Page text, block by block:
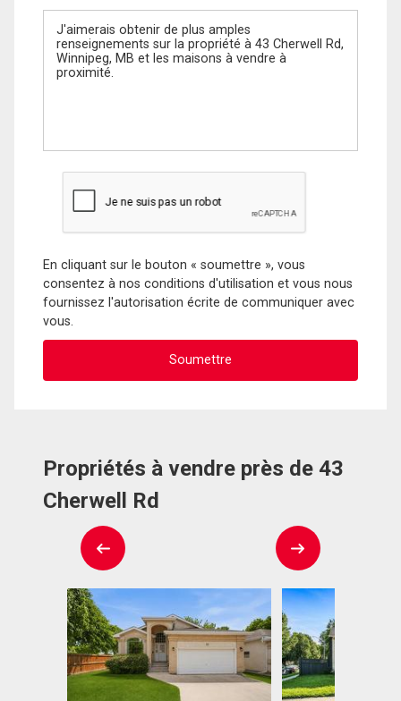
Message
En cliquant sur le bouton « soumettre », vous
consentez à nos conditions d'utilisation et vous nous
fournissez l'autorisation écrite de communiquer avec
vous.
Propriétés à vendre près de 43
Cherwell Rd